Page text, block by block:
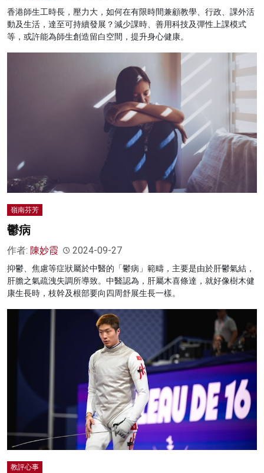
香港師生工時長，壓力大，如何在有限時間兼顧教學、行政、課外活
動及生活，達至可持續發展？減少課時、善用科技及彈性上課模式
等，或許能為師生創造留白空間，提升身心健康。
嶺南芬芳
鬱病
作者: 陳妙霞 2024-09-27
抑鬱、焦慮等症狀屬於中醫的「鬱病」範疇，主要是由於肝鬱氣結，
肝膽之氣疏洩失調所導致。中醫認為，肝屬木喜條達，就好像樹木健
康生長時，枝幹及根部要向四周舒展生長一樣。
教評心事